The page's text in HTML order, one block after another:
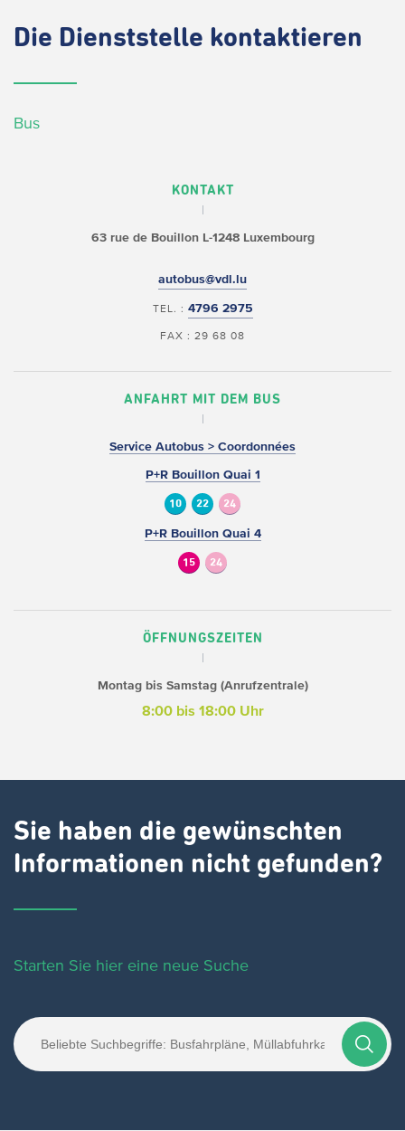
Die Dienststelle kontaktieren
Bus
KONTAKT
63 rue de BouillonL-1248 Luxembourg
autobus@vdl.lu
TEL. : 4796 2975
FAX : 29 68 08
ANFAHRT MIT DEM BUS
Service Autobus > Coordonnées
P+R Bouillon Quai 1
10 22 24
P+R Bouillon Quai 4
15 24
ÖFFNUNGSZEITEN
Montag bis Samstag (Anrufzentrale)
8:00 bis 18:00 Uhr
Sie haben die gewünschten
Informationen nicht gefunden?
Starten Sie hier eine neue Suche